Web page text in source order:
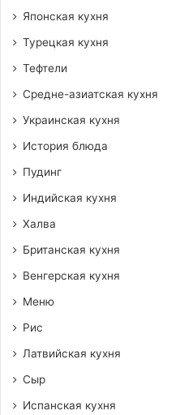
Японская кухня
Турецкая кухня
Тефтели
Средне-азиатская кухня
Украинская кухня
История блюда
Пудинг
Индийская кухня
Халва
Британская кухня
Венгерская кухня
Меню
Рис
Латвийская кухня
Сыр
Испанская кухня